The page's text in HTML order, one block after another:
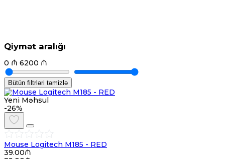
Qiymət aralığı
0 ₼ 6200 ₼
Bütün filtrləri təmizlə
Yeni Məhsul
-26%
Mouse Logitech M185 - RED
39.00₼